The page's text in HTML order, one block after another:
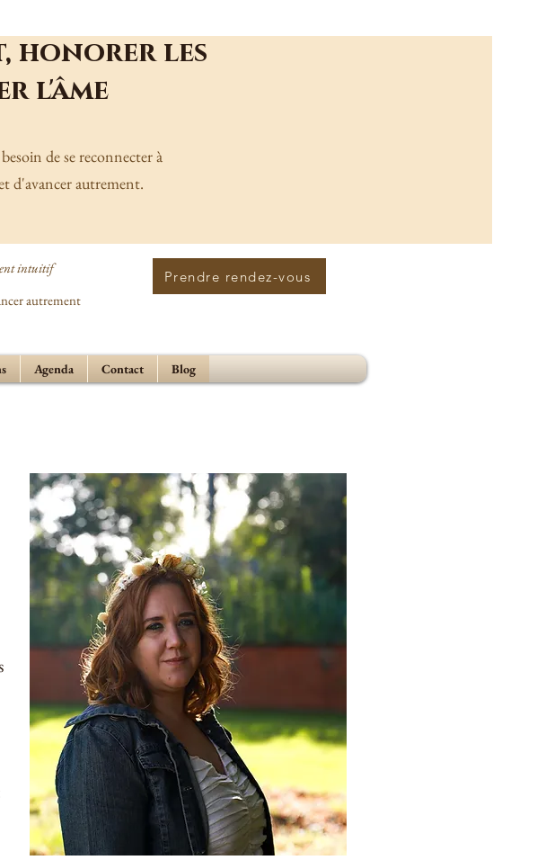
honorer les
l'âme
de se reconnecter à
d'avancer autrement.
intuitif
autrement
Prendre rendez-vous
Agenda Contact Blog